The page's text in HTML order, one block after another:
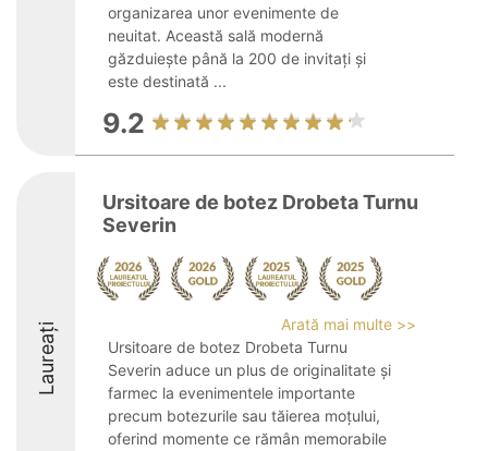
organizarea unor evenimente de
neuitat. Această sală modernă
găzduiește până la 200 de invitați și
este destinată ...
9.2
Laureați
Ursitoare de botez Drobeta Turnu
Severin
Arată mai multe >>
Ursitoare de botez Drobeta Turnu
Severin aduce un plus de originalitate și
farmec la evenimentele importante
precum botezurile sau tăierea moțului,
oferind momente ce rămân memorabile